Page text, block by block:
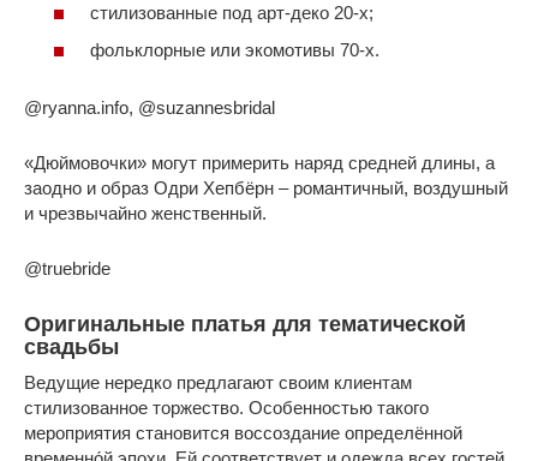
стилизованные под арт-деко 20-х;
фольклорные или экомотивы 70-х.
@ryanna.info, @suzannesbridal
«Дюймовочки» могут примерить наряд средней длины, а
заодно и образ Одри Хепбёрн – романтичный, воздушный
и чрезвычайно женственный.
@truebride
Оригинальные платья для тематической
свадьбы
Ведущие нередко предлагают своим клиентам
стилизованное торжество. Особенностью такого
мероприятия становится воссоздание определённой